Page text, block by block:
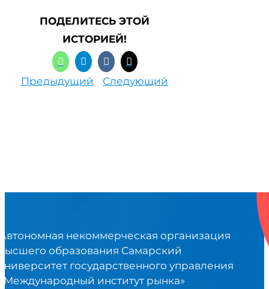
ПОДЕЛИТЕСЬ ЭТОЙ
ИСТОРИЕЙ!
Предыдущий Следующий
некоммерческая организация
образования Самарский
государственного управления
институт рынка»